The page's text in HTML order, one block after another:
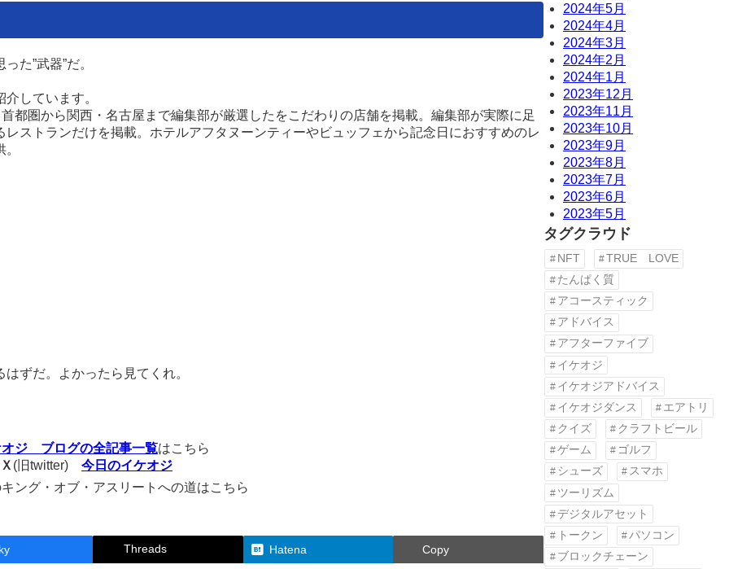
た”武器”だ。
しています。
首都圏から関西・名古屋まで編集部が厳選したをこだわりの店舗を掲載。編集部が実際に足
ストランだけを掲載。ホテルアフタヌーンティーやビュッフェから記念日におすすめのレ
ずだ。よかったら見てくれ。
オジ ブログの全記事一覧はこちら
Ｘ (旧twitter) 今日のイケオジ
ング・オブ・アスリートへの道はこちら
Threads Hatena Copy
2024年5月
2024年4月
2024年3月
2024年2月
2024年1月
2023年12月
2023年11月
2023年10月
2023年9月
2023年8月
2023年7月
2023年6月
2023年5月
タグクラウド
NFT
TRUE LOVE
たんぱく質
アコースティック
アドバイス
アフターファイブ
イケオジ
イケオジアドバイス
イケオジダンス
エアトリ
クイズ
クラフトビール
ゲーム
ゴルフ
シューズ
スマホ
ツーリズム
デジタルアセット
トークン
パソコン
ブロックチェーン